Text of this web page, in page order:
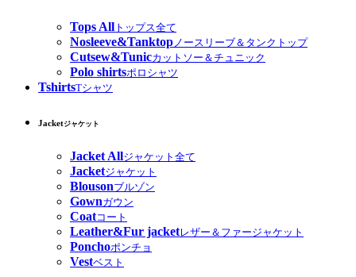
Tops All トップス全て
Nosleeve&Tanktopノースリーブ＆タンクトップ
Cutsew&Tunicカットソー＆チュニック
Polo shirtsポロシャツ
TshirtsTシャツ
Jacketジャケット
Jacket Allジャケット全て
Jacketジャケット
Blousonブルゾン
Gownガウン
Coatコート
Leather&Fur jacketレザー＆ファージャケット
Ponchoポンチョ
Vestベスト